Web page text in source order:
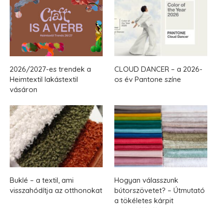
2026/2027-es trendek a
Heimtextil lakástextil
vásáron
CLOUD DANCER – a 2026-
os év Pantone színe
Buklé – a textil, ami
visszahódítja az otthonokat
Hogyan válasszunk
bútorszövetet? – Útmutató
a tökéletes kárpit